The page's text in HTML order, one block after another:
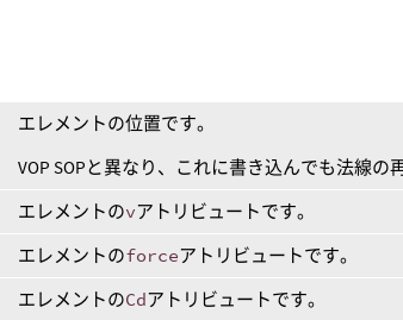
エレメントの位置です。
VOP SOPと異なり、これに書き込んでも法線の
エレメントのvアトリビュートです。
エレメントのforceアトリビュートです。
エレメントのCdアトリビュートです。